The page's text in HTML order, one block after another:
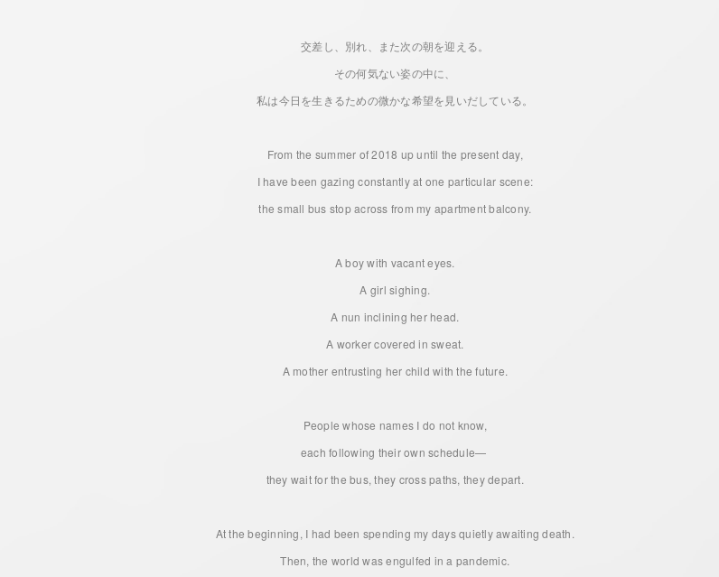
交差し、別れ、また次の朝を迎える。
その何気ない姿の中に、
私は今日を生きるための微かな希望を見いだしている。
From the summer of 2018 up until the present day,
I have been gazing constantly at one particular scene:
the small bus stop across from my apartment balcony.
A boy with vacant eyes.
A girl sighing.
A nun inclining her head.
A worker covered in sweat.
A mother entrusting her child with the future.
People whose names I do not know,
each following their own schedule—
they wait for the bus, they cross paths, they depart.
At the beginning, I had been spending my days quietly awaiting death.
Then, the world was engulfed in a pandemic.